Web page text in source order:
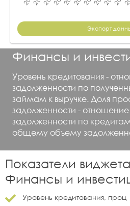
Экспорт
Финансы и
Уровень кредитования -
задолженности по
займам к выручке. Доля
задолженности -
задолженности по
общему объему
Показатели
Финансы и
Уровень кредитования, проц